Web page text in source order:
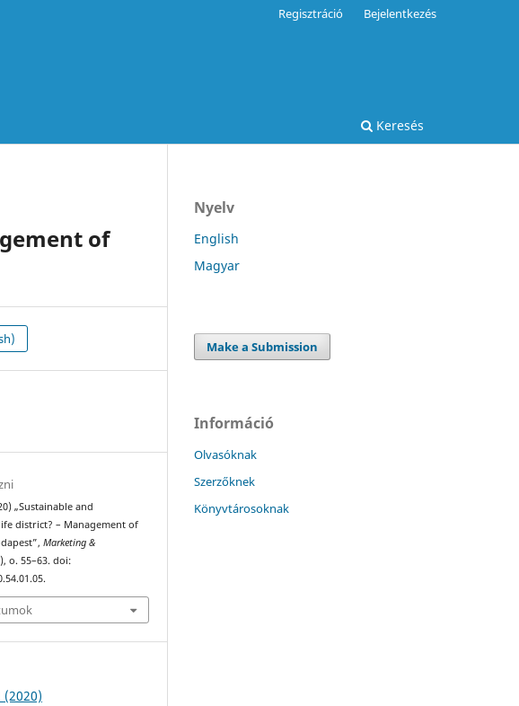
Keresés
Regisztráció Bejelentkezés
of
„Sustainable and
district? – Management of
Marketing &
o. 55–63. doi:
(2020)
Nyelv
English
Magyar
Make a Submission
Információ
Olvasóknak
Szerzőknek
Könyvtárosoknak